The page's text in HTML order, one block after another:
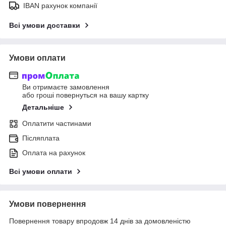
IBAN рахунок компанії
Всі умови доставки
Умови оплати
Ви отримаєте замовлення
або гроші повернуться на вашу картку
Детальніше
Оплатити частинами
Післяплата
Оплата на рахунок
Всі умови оплати
Умови повернення
Повернення товару впродовж 14 днів за домовленістю